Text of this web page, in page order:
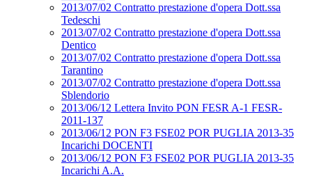
2013/07/02 Contratto prestazione d'opera Dott.ssa
Tedeschi
2013/07/02 Contratto prestazione d'opera Dott.ssa
Dentico
2013/07/02 Contratto prestazione d'opera Dott.ssa
Tarantino
2013/07/02 Contratto prestazione d'opera Dott.ssa
Sblendorio
2013/06/12 Lettera Invito PON FESR A-1 FESR-
2011-137
2013/06/12 PON F3 FSE02 POR PUGLIA 2013-35
Incarichi DOCENTI
2013/06/12 PON F3 FSE02 POR PUGLIA 2013-35
Incarichi A.A.